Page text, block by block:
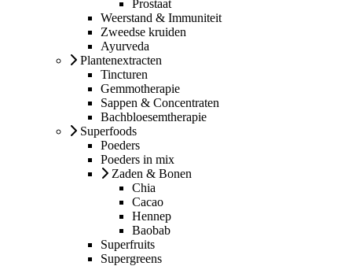
Prostaat
Weerstand & Immuniteit
Zweedse kruiden
Ayurveda
Plantenextracten
Tincturen
Gemmotherapie
Sappen & Concentraten
Bachbloesemtherapie
Superfoods
Poeders
Poeders in mix
Zaden & Bonen
Chia
Cacao
Hennep
Baobab
Superfruits
Supergreens